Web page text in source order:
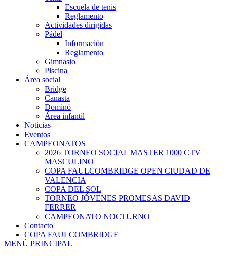
Escuela de tenis
Reglamento
Actividades dirigidas
Pádel
Información
Reglamento
Gimnasio
Piscina
Área social
Bridge
Canasta
Dominó
Área infantil
Noticias
Eventos
CAMPEONATOS
2026 TORNEO SOCIAL MASTER 1000 CTV
MASCULINO
COPA FAULCOMBRIDGE OPEN CIUDAD DE
VALENCIA
COPA DEL SOL
TORNEO JÓVENES PROMESAS DAVID
FERRER
CAMPEONATO NOCTURNO
Contacto
COPA FAULCOMBRIDGE
MENÚ PRINCIPAL